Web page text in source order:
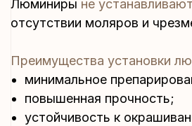
Люминиры не
отсутствии моляров и
Преимущества установки
минимальное
повышенная прочность;
устойчивость к